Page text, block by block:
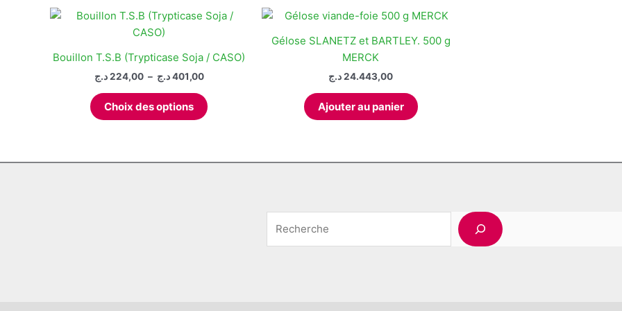
Bouillon T.S.B (Trypticase Soja / CASO)
224,00 د.ج – 401,00 د.ج
Plage
prix :
224,00 د.ج
Choix des options
produit
variations.
Gélose SLANETZ et BARTLEY. 500 g
MERCK
24.443,00د.ج
Ajouter au panier
Rechercher